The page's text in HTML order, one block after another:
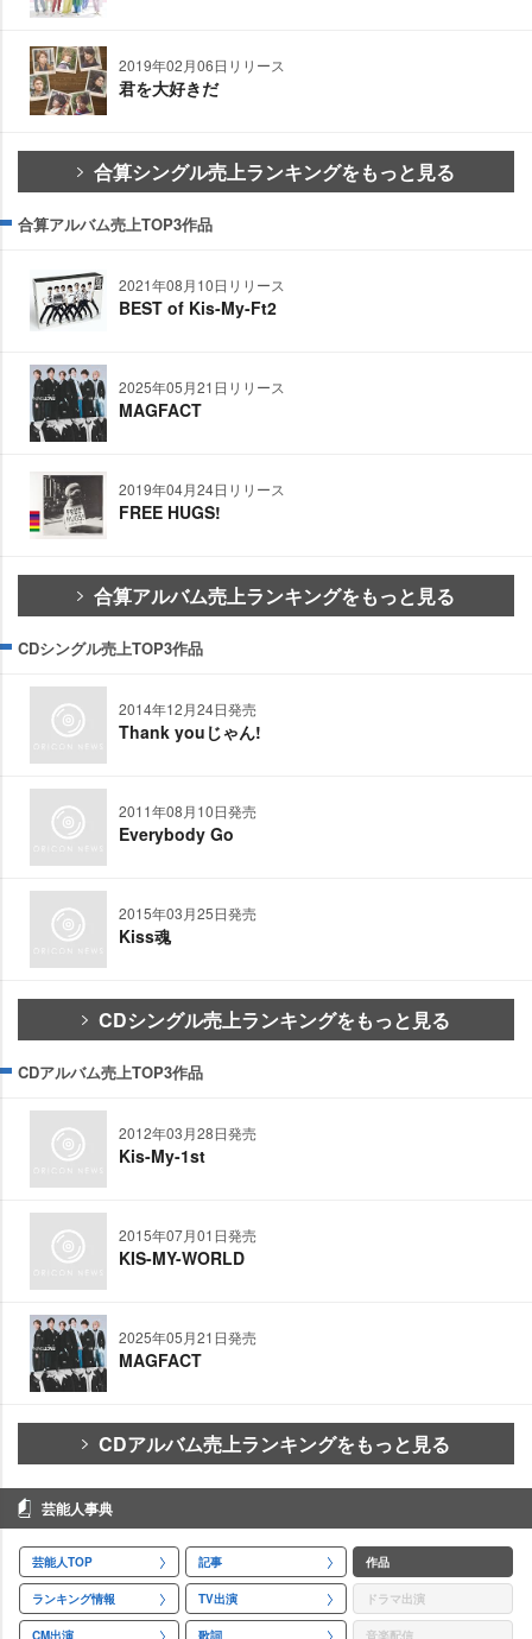
2019年02月06日リリース
君を大好きだ
合算シングル売上ランキングをもっと見る
合算アルバム売上TOP3作品
2021年08月10日リリース
BEST of Kis-My-Ft2
2025年05月21日リリース
MAGFACT
2019年04月24日リリース
FREE HUGS!
合算アルバム売上ランキングをもっと見る
CDシングル売上TOP3作品
2014年12月24日発売
Thank youじゃん!
2011年08月10日発売
Everybody Go
2015年03月25日発売
Kiss魂
CDシングル売上ランキングをもっと見る
CDアルバム売上TOP3作品
2012年03月28日発売
Kis-My-1st
2015年07月01日発売
KIS-MY-WORLD
2025年05月21日発売
MAGFACT
CDアルバム売上ランキングをもっと見る
芸能人事典
芸能人TOP 記事 作品
ランキング情報 TV出演 ドラマ出演